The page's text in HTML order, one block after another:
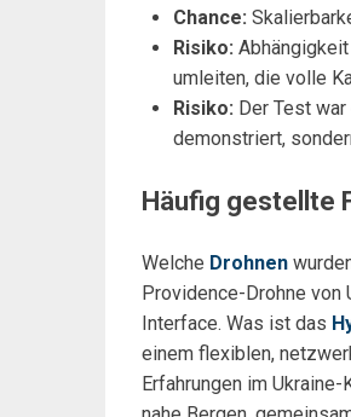
Chance:
Risiko:
umleiten, die volle
Risiko: Der Test
demonstriert,
Häufig gestellte
Welche Drohnen
Providence-Drohne von
Interface. Was ist das
einem flexiblen,
Erfahrungen im